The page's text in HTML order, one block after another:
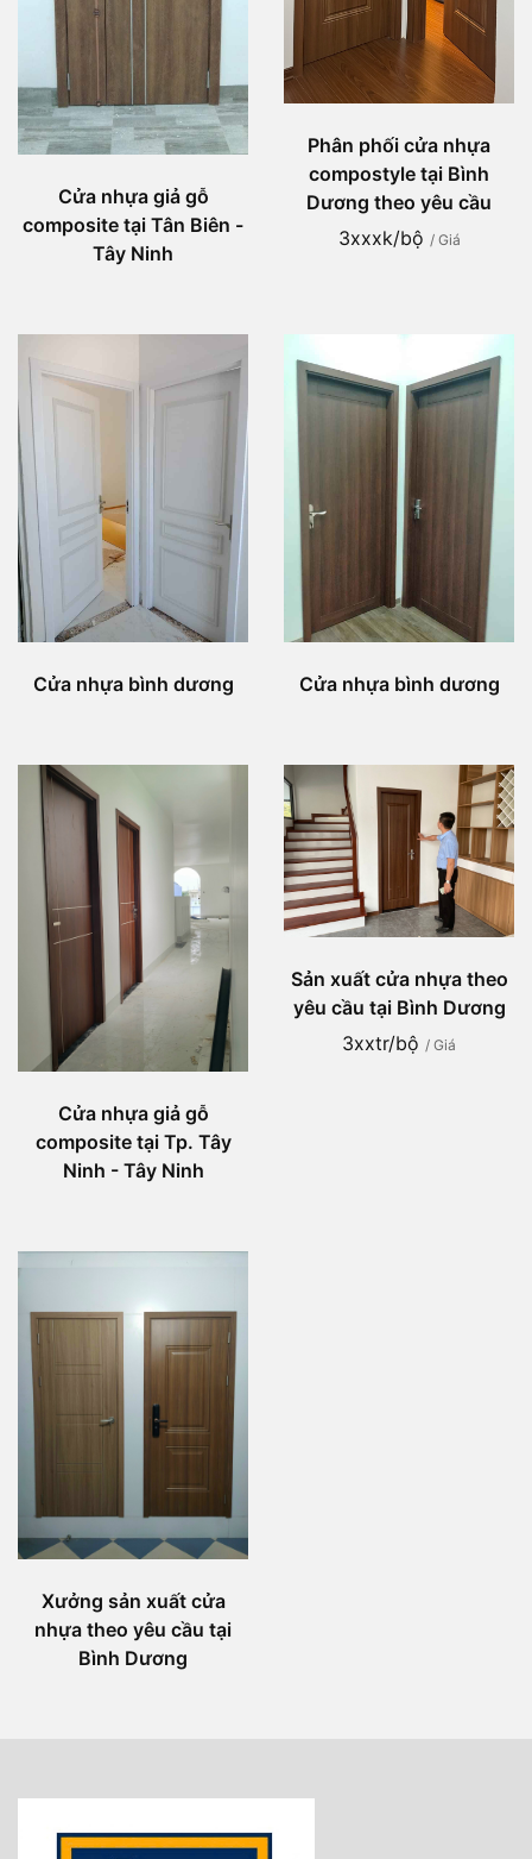
Cửa nhựa giả gỗ
composite tại Tân Biên -
Tây Ninh
Phân phối cửa nhựa
compostyle tại Bình
Dương theo yêu cầu
3xxxk/bộ / Giá
Cửa nhựa bình dương Cửa nhựa bình dương
Cửa nhựa giả gỗ
composite tại Tp. Tây
Ninh - Tây Ninh
Sản xuất cửa nhựa theo
yêu cầu tại Bình Dương
3xxtr/bộ / Giá
Xưởng sản xuất cửa
nhựa theo yêu cầu tại
Bình Dương